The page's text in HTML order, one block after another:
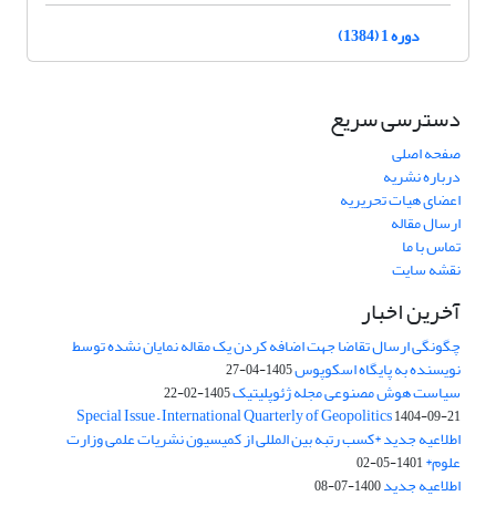
دوره 1 (1384)
دسترسی سریع
صفحه اصلی
درباره نشریه
اعضای هیات تحریریه
ارسال مقاله
تماس با ما
نقشه سایت
آخرین اخبار
چگونگی ارسال تقاضا جهت اضافه کردن یک مقاله نمایان نشده توسط
نویسنده به پایگاه اسکوپوس1405-04-27
سیاست هوش مصنوعی مجله ژئوپلیتیک1405-02-22
Special Issue – International Quarterly of Geopolitics1404-09-21
اطلاعیه جدید *کسب رتبه بین المللی از کمیسیون نشریات علمی وزارت
علوم*1401-05-02
اطلاعیه جدید1400-07-08